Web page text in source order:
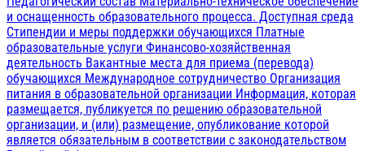
и оснащенность образовательного процесса. Доступная среда
Стипендии и меры поддержки обучающихся Платные
образовательные услуги Финансово-хозяйственная
деятельность Вакантные места для приема (перевода)
обучающихся Международное сотрудничество Организация
питания в образовательной организации Информация, которая
размещается, публикуется по решению образовательной
организации, и (или) размещение, опубликование которой
является обязательным в соответствии с законодательством